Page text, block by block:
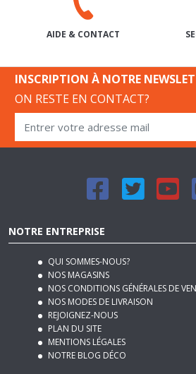
AIDE & CONTACT
INSCRIPTION À NOTRE
ON RESTE EN CONTACT?
NOTRE ENTREPRISE
QUI SOMMES-NOUS?
NOS MAGASINS
NOS CONDITIONS GÉNÉRALES DE
NOS MODES DE LIVRAISON
REJOIGNEZ-NOUS
PLAN DU SITE
MENTIONS LÉGALES
NOTRE BLOG DÉCO